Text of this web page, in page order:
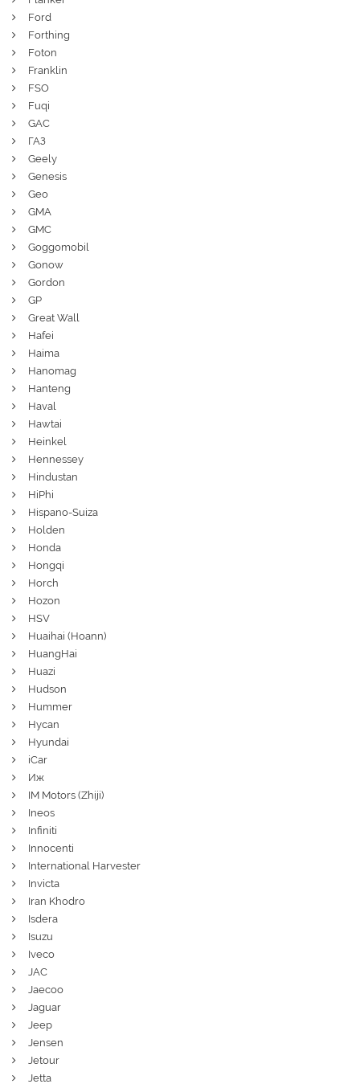
Ford
Forthing
Foton
Franklin
FSO
Fuqi
GAC
ГАЗ
Geely
Genesis
Geo
GMA
GMC
Goggomobil
Gonow
Gordon
GP
Great Wall
Hafei
Haima
Hanomag
Hanteng
Haval
Hawtai
Heinkel
Hennessey
Hindustan
HiPhi
Hispano-Suiza
Holden
Honda
Hongqi
Horch
Hozon
HSV
Huaihai (Hoann)
HuangHai
Huazi
Hudson
Hummer
Hycan
Hyundai
iCar
Иж
IM Motors (Zhiji)
Ineos
Infiniti
Innocenti
International Harvester
Invicta
Iran Khodro
Isdera
Isuzu
Iveco
JAC
Jaecoo
Jaguar
Jeep
Jensen
Jetour
Jetta